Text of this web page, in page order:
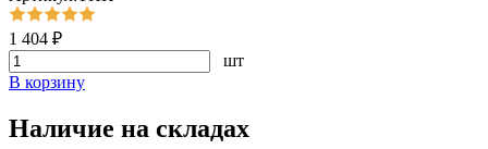
1 404 ₽
шт
В корзину
Наличие на складах